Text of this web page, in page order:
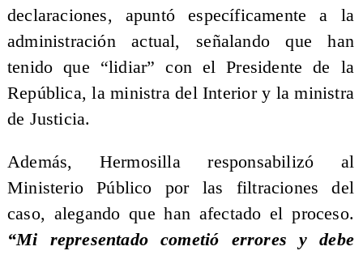
declaraciones, apuntó específicamente a la
administración actual, señalando que han
tenido que “lidiar” con el Presidente de la
República, la ministra del Interior y la ministra
de Justicia.
Además, Hermosilla responsabilizó al
Ministerio Público por las filtraciones del
caso, alegando que han afectado el proceso.
“Mi representado cometió errores y debe